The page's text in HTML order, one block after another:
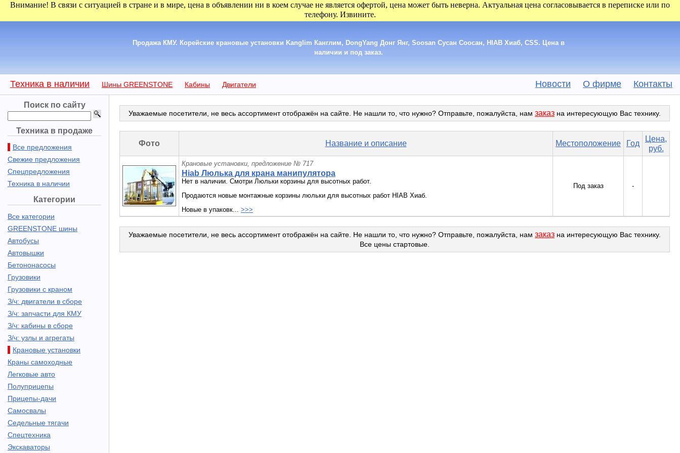
Внимание! В связи с ситуацией в стране и в мире, цена в объявлении ни в коем случае не является офертой, цена может быть неверна. Актуальная цена согласовывается в переписке или по
телефону. Извините.
Продажа КМУ. Корейские крановые установки Kanglim Канглим, DongYang Донг Янг, Soosan Сусан Соосан, HIAB Хиаб, CSS. Цена в
наличии и под заказ.
Техника в наличии Шины GREENSTONE Кабины Двигатели Новости О фирме Контакты
Поиск по сайту
Техника в продаже
Все предложения
Свежие предложения
Спецпредложения
Техника в наличии
Категории
Все категории
GREENSTONE шины
Автобусы
Автовышки
Бетононасосы
Грузовики
Грузовики с краном
З/ч: двигатели в сборе
З/ч: запчасти для КМУ
З/ч: кабины в сборе
З/ч: узлы и агрегаты
Крановые установки
Краны самоходные
Легковые авто
Полуприцепы
Прицепы-дачи
Самосвалы
Седельные тягачи
Спецтехника
Экскаваторы
Уважаемые посетители, не весь ассортимент отображён на сайте. Не нашли то, что нужно? Отправьте, пожалуйста, нам заказ на интересующую Вас технику.
Фото Название и описание Местоположение Год
Цена,
руб.
Крановые установки, предложение № 717
Hiab Люлька для крана манипулятора
Нет в наличии. Смотри Люльки корзины для высотных работ.
Продаются новые монтажные корзины люльки для высотных работ HIAB Хиаб.
Новые в упаковк... >>>
Под заказ -
Уважаемые посетители, не весь ассортимент отображён на сайте. Не нашли то, что нужно? Отправьте, пожалуйста, нам заказ на интересующую Вас технику.
Все цены стартовые.